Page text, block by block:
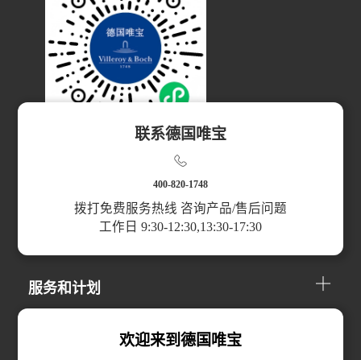
服务和计划
欢迎来到德国唯宝
联系德国唯宝
400-820-1748
拨打免费服务热线 咨询产品/售后问题
工作日 9:30-12:30,13:30-17:30